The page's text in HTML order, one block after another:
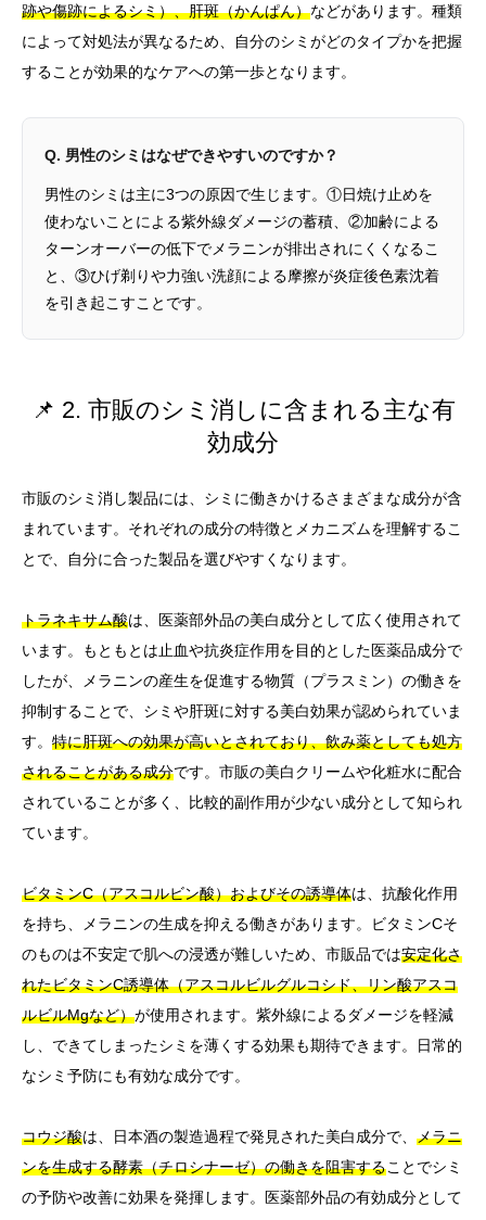
跡や傷跡によるシミ）、肝斑（かんぱん）などがあります。種類
によって対処法が異なるため、自分のシミがどのタイプかを把握
することが効果的なケアへの第一歩となります。
Q. 男性のシミはなぜできやすいのですか？
男性のシミは主に3つの原因で生じます。①日焼け止めを
使わないことによる紫外線ダメージの蓄積、②加齢による
ターンオーバーの低下でメラニンが排出されにくくなるこ
と、③ひげ剃りや力強い洗顔による摩擦が炎症後色素沈着
を引き起こすことです。
📌 2. 市販のシミ消しに含まれる主な有
効成分
市販のシミ消し製品には、シミに働きかけるさまざまな成分が含
まれています。それぞれの成分の特徴とメカニズムを理解するこ
とで、自分に合った製品を選びやすくなります。
トラネキサム酸は、医薬部外品の美白成分として広く使用されて
います。もともとは止血や抗炎症作用を目的とした医薬品成分で
したが、メラニンの産生を促進する物質（プラスミン）の働きを
抑制することで、シミや肝斑に対する美白効果が認められていま
す。 特に肝斑への効果が高いとされており、飲み薬としても処方
されることがある成分です。市販の美白クリームや化粧水に配合
されていることが多く、比較的副作用が少ない成分として知られ
ています。
ビタミンC（アスコルビン酸）およびその誘導体は、抗酸化作用
を持ち、メラニンの生成を抑える働きがあります。ビタミンCそ
のものは不安定で肌への浸透が難しいため、市販品では安定化さ
れたビタミンC誘導体（アスコルビルグルコシド、リン酸アスコ
ルビルMgなど）が使用されます。紫外線によるダメージを軽減
し、できてしまったシミを薄くする効果も期待できます。日常的
なシミ予防にも有効な成分です。
コウジ酸は、日本酒の製造過程で発見された美白成分で、 メラニ
ンを生成する酵素（チロシナーゼ）の働きを阻害することでシミ
の予防や改善に効果を発揮します。医薬部外品の有効成分として